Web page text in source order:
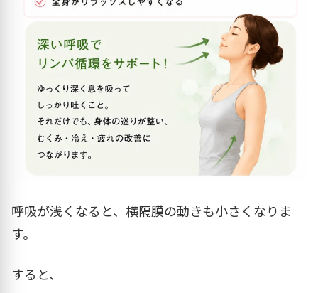
呼吸が浅くなると、横隔膜の動きも小さくなりま
す。
すると、